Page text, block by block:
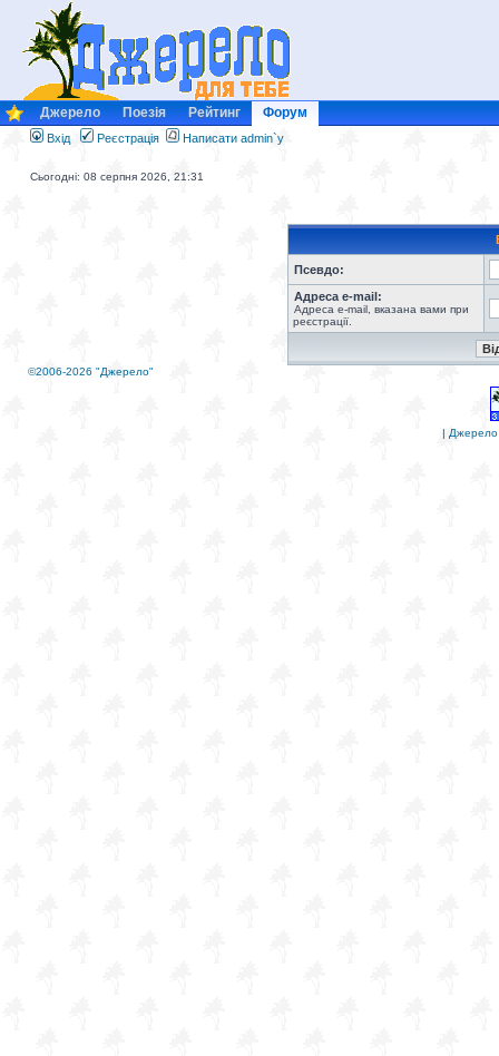
Джерело Поезія Рейтинг Форум
Вхід Реєстрація Написати admin`у
Сьогодні: 08 серпня 2026, 21:31
Псевдо:
Адреса e-mail:
Адреса e-mail, вказана вами при
реєстрації.
©2006-2026 "Джерело"
| Джерело